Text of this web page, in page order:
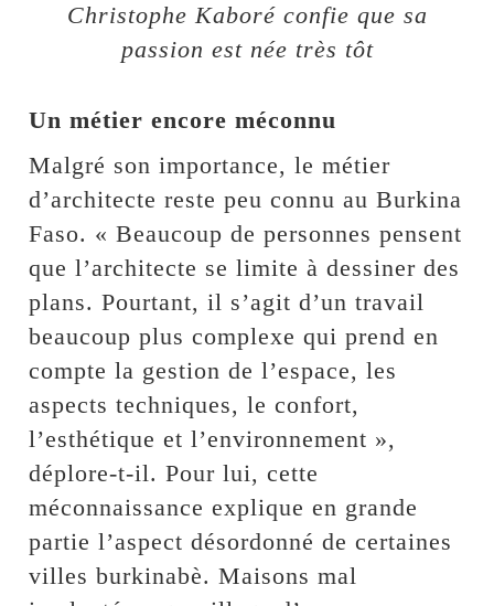
Christophe Kaboré confie que sa
passion est née très tôt
Un métier encore méconnu
Malgré son importance, le métier
d’architecte reste peu connu au Burkina
Faso. « Beaucoup de personnes pensent
que l’architecte se limite à dessiner des
plans. Pourtant, il s’agit d’un travail
beaucoup plus complexe qui prend en
compte la gestion de l’espace, les
aspects techniques, le confort,
l’esthétique et l’environnement »,
déplore-t-il. Pour lui, cette
méconnaissance explique en grande
partie l’aspect désordonné de certaines
villes burkinabè. Maisons mal